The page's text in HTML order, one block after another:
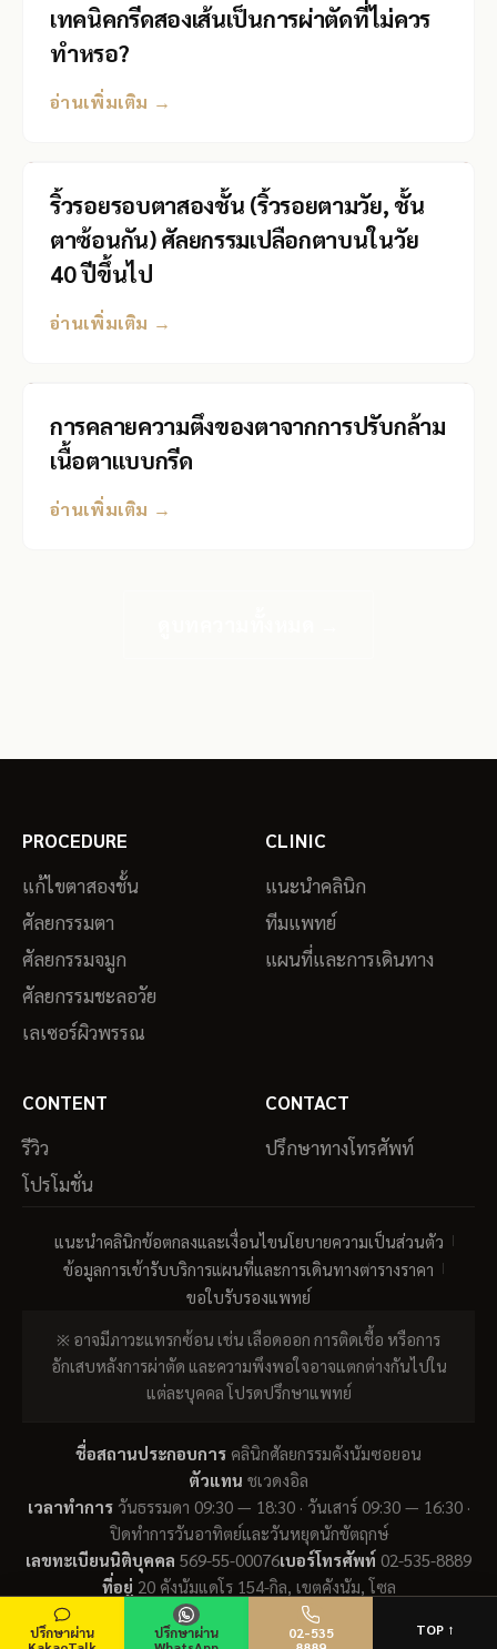
เทคนิคกรีดสองเส้นเป็นการผ่าตัดที่ไม่ควร
ทำหรอ?
อ่านเพิ่มเติม →
ริ้วรอยรอบตาสองชั้น (ริ้วรอยตามวัย, ชั้น
ตาซ้อนกัน) ศัลยกรรมเปลือกตาบนในวัย
40 ปีขึ้นไป
อ่านเพิ่มเติม →
การคลายความตึงของตาจากการปรับกล้าม
เนื้อตาแบบกรีด
อ่านเพิ่มเติม →
PROCEDURE
แก้ไขตาสองชั้น
ศัลยกรรมตา
ศัลยกรรมจมูก
ศัลยกรรมชะลอวัย
เลเซอร์ผิวพรรณ
CLINIC
แนะนำคลินิก
ทีมแพทย์
แผนที่และการเดินทาง
CONTENT
รีวิว
โปรโมชั่น
CONTACT
ปรึกษาทางโทรศัพท์
แนะนำคลินิกข้อตกลงและเงื่อนไขนโยบายความเป็นส่วนตัว
ข้อมูลการเข้ารับบริการแผนที่และการเดินทางตารางราคา
ขอใบรับรองแพทย์
※ อาจมีภาวะแทรกซ้อน เช่น เลือดออก การติดเชื้อ หรือการ
อักเสบหลังการผ่าตัด และความพึงพอใจอาจแตกต่างกันไปใน
แต่ละบุคคล โปรดปรึกษาแพทย์
ชื่อสถานประกอบการ คลินิกศัลยกรรมคังนัมซอยอน
ตัวแทน ชเวดงอิล
เวลาทำการวันธรรมดา 09:30 — 18:30 · วันเสาร์ 09:30 — 16:30 ·
ปิดทำการวันอาทิตย์และวันหยุดนักขัตฤกษ์
เลขทะเบียนนิติบุคคล 569-55-00076เบอร์โทรศัพท์ 02-535-8889
ที่อยู่ 20 คังนัมแดโร 154-กิล, เขตคังนัม, โซล
© 2026 KNSY PLASTIC SURGERY. All Rights Reserved.
ปรึกษาผ่าน
ปรึกษาผ่าน
02-535
TOP ↑